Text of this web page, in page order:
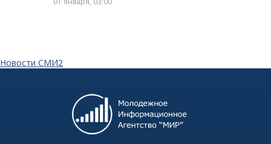
Новости СМИ2